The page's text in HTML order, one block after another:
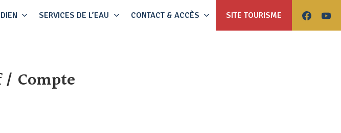
SERVICES DE L’EAU CONTACT & ACCÈS SITE TOURISME
Compte